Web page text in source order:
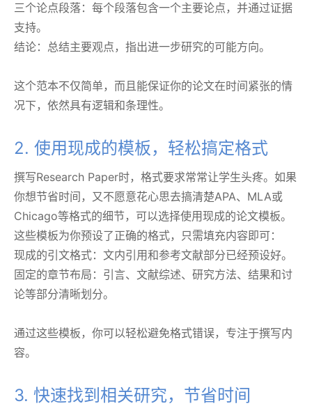
三个论点段落：每个段落包含一个主要论点，并通过证据
支持。
结论：总结主要观点，指出进一步研究的可能方向。
这个范本不仅简单，而且能保证你的论文在时间紧张的情
况下，依然具有逻辑和条理性。
2. 使用现成的模板，轻松搞定格式
撰写Research Paper时，格式要求常常让学生头疼。如果
你想节省时间，又不愿意花心思去搞清楚APA、MLA或
Chicago等格式的细节，可以选择使用现成的论文模板。
这些模板为你预设了正确的格式，只需填充内容即可：
现成的引文格式：文内引用和参考文献部分已经预设好。
固定的章节布局：引言、文献综述、研究方法、结果和讨
论等部分清晰划分。
通过这些模板，你可以轻松避免格式错误，专注于撰写内
容。
3. 快速找到相关研究，节省时间